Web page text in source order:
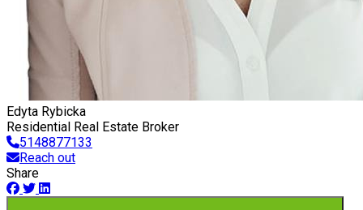
Edyta Rybicka
Residential Real Estate Broker
5148877133
Reach out
Share